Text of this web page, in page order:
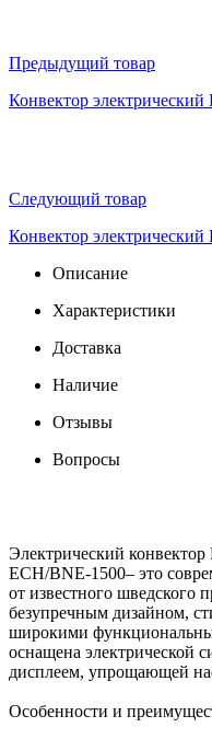
Предыдущий товар
Конвектор электрический
Следующий товар
Конвектор электрический
Описание
Характеристики
Доставка
Наличие
Отзывы
Вопросы
Электрический
ECH/BNE-1500– это
от известного шведского
безупречным дизайном,
широкими
оснащена электрической
дисплеем, упрощающей
Особенности и